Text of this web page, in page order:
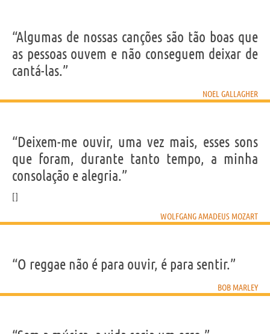
“Algumas de nossas canções são tão boas que
as pessoas ouvem e não conseguem deixar de
cantá-las.”
NOEL GALLAGHER
“Deixem-me ouvir, uma vez mais, esses sons
que foram, durante tanto tempo, a minha
consolação e alegria.”
WOLFGANG AMADEUS MOZART
“O reggae não é para ouvir, é para sentir.”
BOB MARLEY